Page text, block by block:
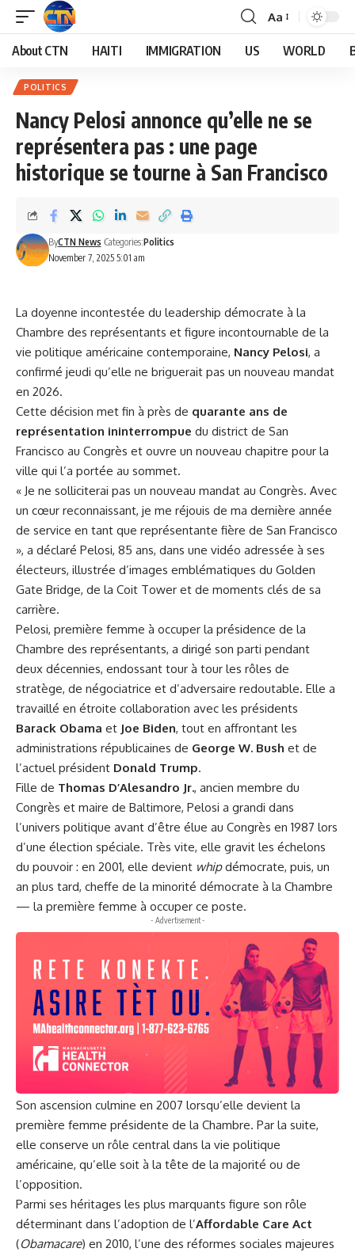
Aa
About CTN HAITI IMMIGRATION US WORLD
POLITICS
Nancy Pelosi annonce qu’elle ne se
représentera pas : une page
historique se tourne à San Francisco
November 7, 2025 5:01 am
ByCTN News Categories:Politics
La doyenne incontestée du leadership démocrate à la
Chambre des représentants et figure incontournable de la
vie politique américaine contemporaine, Nancy Pelosi, a
confirmé jeudi qu’elle ne briguerait pas un nouveau mandat
en 2026.
Cette décision met fin à près de quarante ans de
représentation ininterrompue du district de San
Francisco au Congrès et ouvre un nouveau chapitre pour la
ville qui l’a portée au sommet.
« Je ne solliciterai pas un nouveau mandat au Congrès. Avec
un cœur reconnaissant, je me réjouis de ma dernière année
de service en tant que représentante fière de San Francisco
», a déclaré Pelosi, 85 ans, dans une vidéo adressée à ses
électeurs, illustrée d’images emblématiques du Golden
Gate Bridge, de la Coit Tower et de moments clés de sa
carrière.
Pelosi, première femme à occuper la présidence de la
Chambre des représentants, a dirigé son parti pendant
deux décennies, endossant tour à tour les rôles de
stratège, de négociatrice et d’adversaire redoutable. Elle a
travaillé en étroite collaboration avec les présidents
Barack Obama et Joe Biden, tout en affrontant les
administrations républicaines de George W. Bush et de
l’actuel président Donald Trump.
Fille de Thomas D’Alesandro Jr., ancien membre du
Congrès et maire de Baltimore, Pelosi a grandi dans
l’univers politique avant d’être élue au Congrès en 1987 lors
d’une élection spéciale. Très vite, elle gravit les échelons
du pouvoir : en 2001, elle devient whipdémocrate, puis, un
an plus tard, cheffe de la minorité démocrate à la Chambre
— la première femme à occuper ce poste.
- Advertisement -
Son ascension culmine en 2007 lorsqu’elle devient la
première femme présidente de la Chambre. Par la suite,
elle conserve un rôle central dans la vie politique
américaine, qu’elle soit à la tête de la majorité ou de
l’opposition.
Parmi ses héritages les plus marquants figure son rôle
déterminant dans l’adoption de l’Affordable Care Act
(Obamacare) en 2010, l’une des réformes sociales majeures